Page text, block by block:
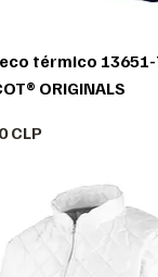
térmico
ORIGINALS
CLP